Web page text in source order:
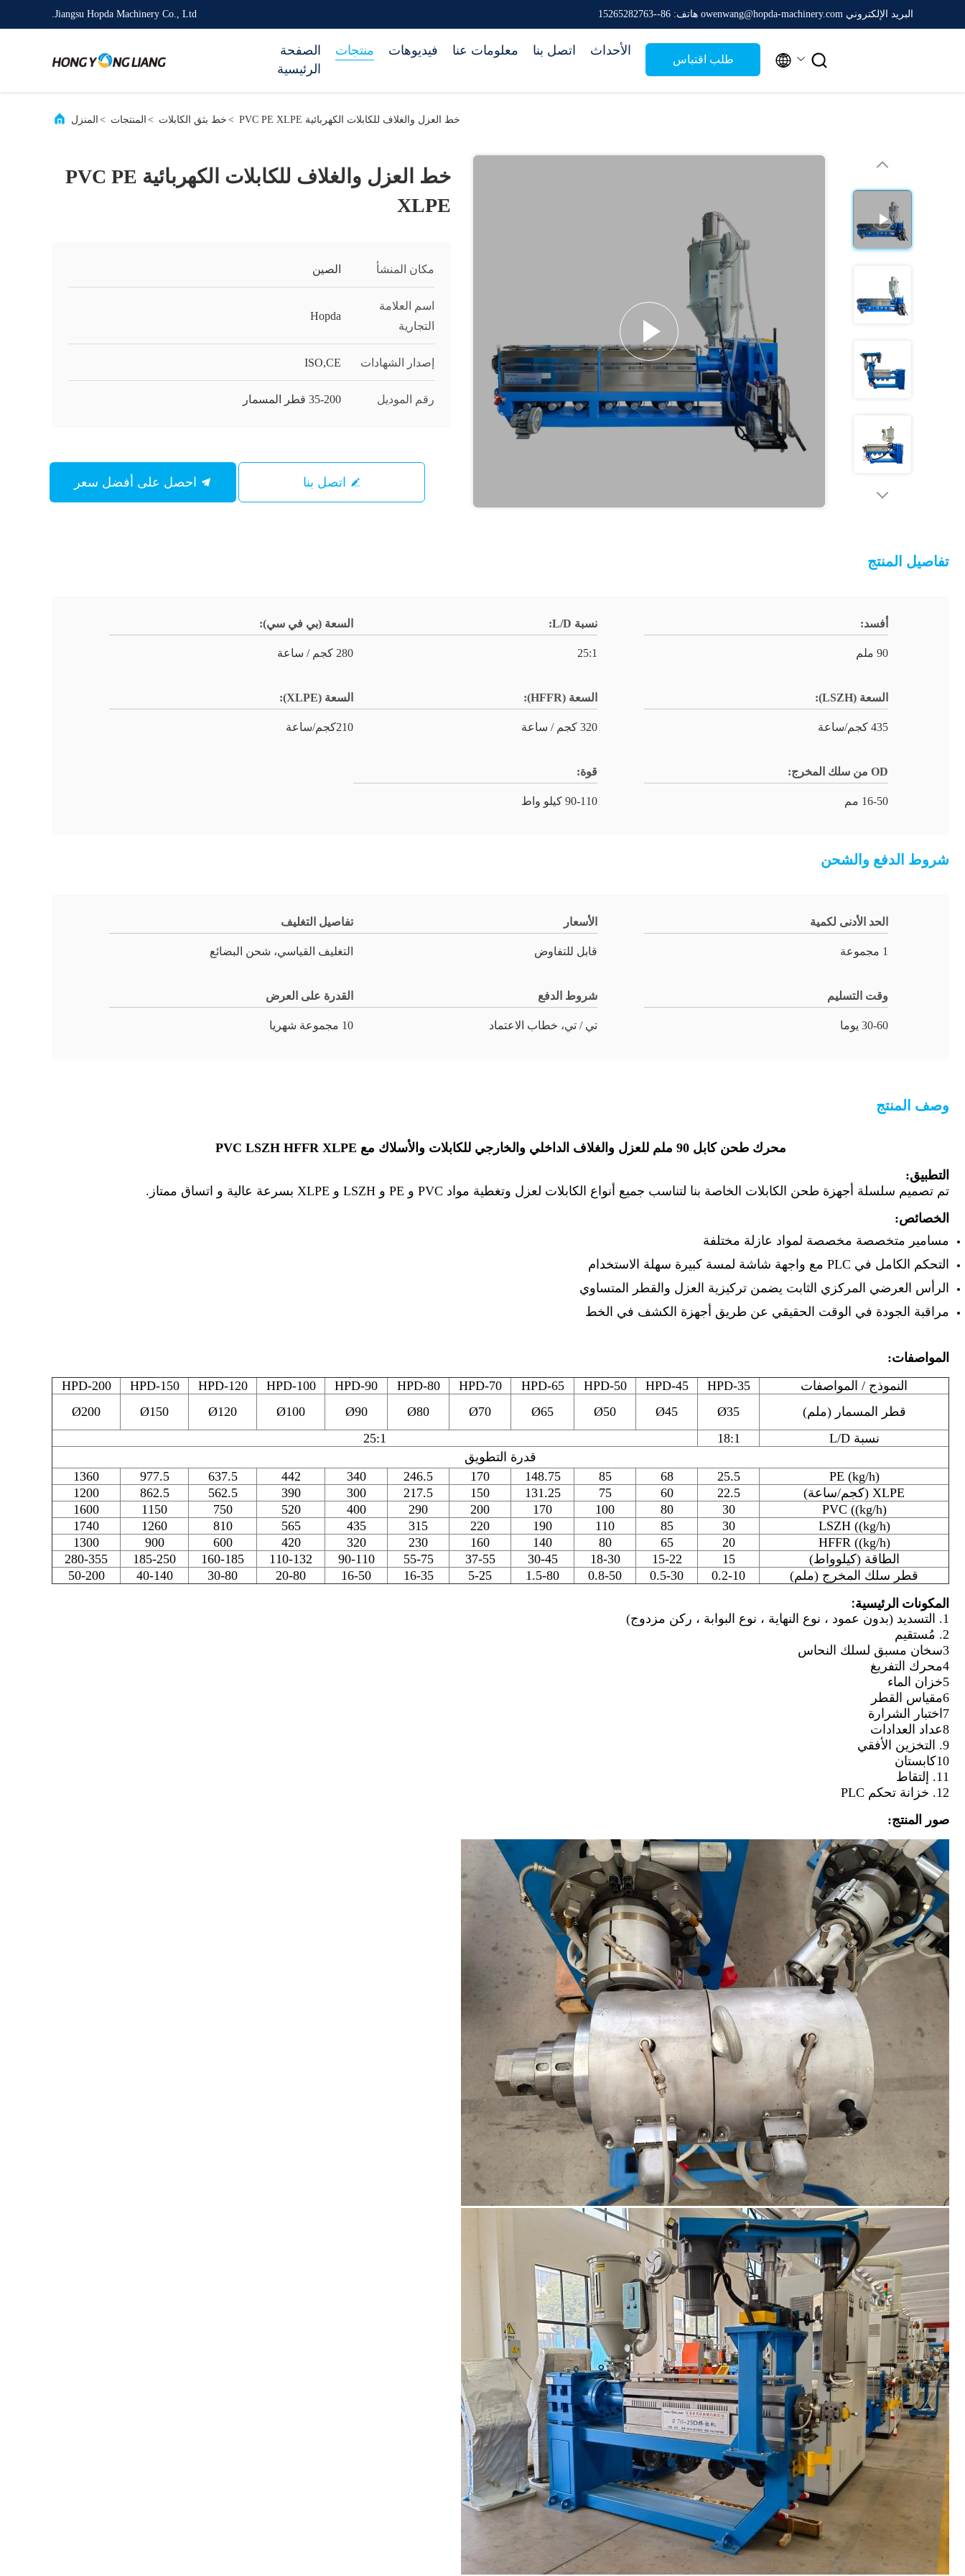
Jiangsu Hopda Machinery Co., Ltd. البريد الإلكتروني owenwang@hopda-machinery.com هاتف: 86--15265282763
الصفحة
الرئيسية
منتجات فيديوهات معلومات عنا اتصل بنا الأحداث
طلب اقتباس  
المنزل > المنتجات > خط بثق الكابلات > خط العزل والغلاف للكابلات الكهربائية PVC PE XLPE
خط العزل والغلاف للكابلات الكهربائية PVC PE
XLPE
مكان المنشأ الصين
اسم العلامة
التجارية
Hopda
إصدار الشهادات ISO,CE
رقم الموديل 35-200 قطر المسمار
اتصل بنا
تفاصيل المنتج
أفسد:
90 ملم
نسبة L/D:
25:1
السعة (بي في سي):
280 كجم / ساعة
السعة (LSZH):
435 كجم/ساعة
السعة (HFFR):
320 كجم / ساعة
السعة (XLPE):
210كجم/ساعة
OD من سلك المخرج:
16-50 مم
قوة:
90-110 كيلو واط
شروط الدفع والشحن
الحد الأدنى لكمية
1 مجموعة
الأسعار
قابل للتفاوض
تفاصيل التغليف
التغليف القياسي، شحن البضائع
وقت التسليم
30-60 يوما
شروط الدفع
تي / تي، خطاب الاعتماد
القدرة على العرض
10 مجموعة شهريا
وصف المنتج
محرك طحن كابل 90 ملم للعزل والغلاف الداخلي والخارجي للكابلات والأسلاك مع PVC LSZH HFFR XLPE
التطبيق:
تم تصميم سلسلة أجهزة طحن الكابلات الخاصة بنا لتناسب جميع أنواع الكابلات لعزل وتغطية مواد PVC و PE و LSZH و XLPE بسرعة عالية و اتساق ممتاز.
الخصائص:
مسامير متخصصة مخصصة لمواد عازلة مختلفة
التحكم الكامل في PLC مع واجهة شاشة لمسة كبيرة سهلة الاستخدام
الرأس العرضي المركزي الثابت يضمن تركيزية العزل والقطر المتساوي
مراقبة الجودة في الوقت الحقيقي عن طريق أجهزة الكشف في الخط
المواصفات:
النموذج / المواصفات
HPD-35
HPD-45
HPD-50
HPD-65
HPD-70
HPD-80
HPD-90
HPD-100
HPD-120
HPD-150
HPD-200
قطر المسمار (ملم)
Ø35
Ø45
Ø50
Ø65
Ø70
Ø80
Ø90
Ø100
Ø120
Ø150
Ø200
نسبة L/D
18:1
25:1
قدرة التطويق
PE (kg/h)
25.5
68
85
148.75
170
246.5
340
442
637.5
977.5
1360
XLPE (كجم/ساعة)
22.5
60
75
131.25
150
217.5
300
390
562.5
862.5
1200
PVC ((kg/h)
30
80
100
170
200
290
400
520
750
1150
1600
LSZH ((kg/h)
30
85
110
190
220
315
435
565
810
1260
1740
HFFR ((kg/h)
20
65
80
140
160
230
320
420
600
900
1300
الطاقة (كيلوواط)
15
15-22
18-30
30-45
37-55
55-75
90-110
110-132
160-185
185-250
280-355
قطر سلك المخرج (ملم)
0.2-10
0.5-30
0.8-50
1.5-80
5-25
16-35
16-50
20-80
30-80
40-140
50-200
المكونات الرئيسية:
1. التسديد (بدون عمود ، نوع النهاية ، نوع البوابة ، ركن مزدوج)
2. مُستقيم
3سخان مسبق لسلك النحاس
4محرك التفريغ
5خزان الماء
6مقياس القطر
7اختبار الشرارة
8عداد العدادات
9. التخزين الأفقي
10كابستان
11. إلتقاط
12. خزانة تحكم PLC
صور المنتج: